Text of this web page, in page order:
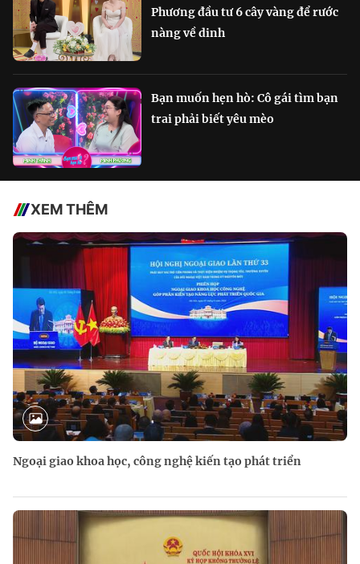
Phương đầu tư 6 cây vàng để rước
nàng về dinh
Bạn muốn hẹn hò: Cô gái tìm bạn
trai phải biết yêu mèo
XEM THÊM
Ngoại giao khoa học, công nghệ kiến tạo phát triển